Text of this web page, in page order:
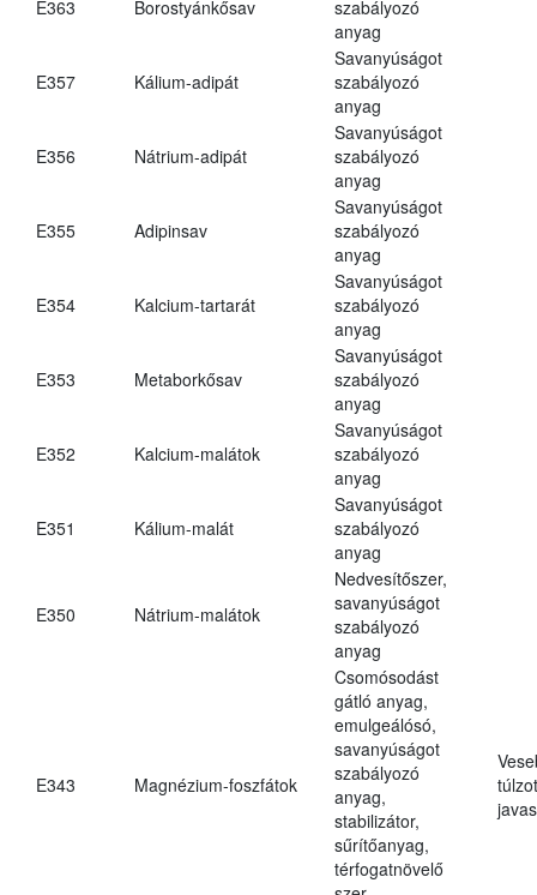
E363 Borostyánkősav
szabályozó
anyag
E357 Kálium-adipát
Savanyúságot
szabályozó
anyag
E356 Nátrium-adipát
Savanyúságot
szabályozó
anyag
E355 Adipinsav
Savanyúságot
szabályozó
anyag
E354 Kalcium-tartarát
Savanyúságot
szabályozó
anyag
E353 Metaborkősav
Savanyúságot
szabályozó
anyag
E352 Kalcium-malátok
Savanyúságot
szabályozó
anyag
E351 Kálium-malát
Savanyúságot
szabályozó
anyag
E350 Nátrium-malátok
Nedvesítőszer,
savanyúságot
szabályozó
anyag
E343 Magnézium-foszfátok
Csomósodást
gátló anyag,
emulgeálósó,
savanyúságot
szabályozó
anyag,
stabilizátor,
sűrítőanyag,
térfogatnövelő